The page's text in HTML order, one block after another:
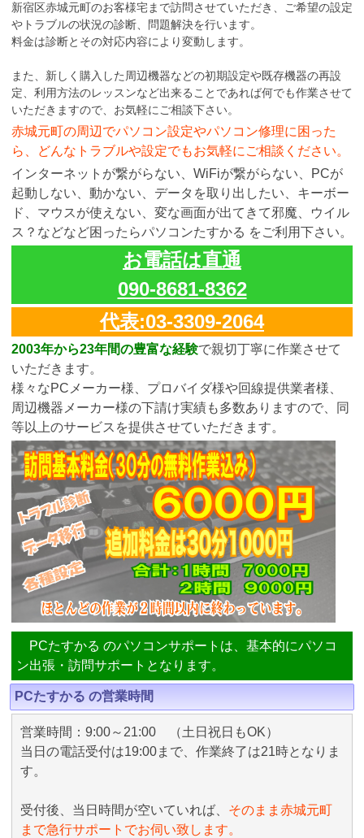
新宿区赤城元町のお客様宅まで訪問させていただき、ご希望の設定
やトラブルの状況の診断、問題解決を行います。
料金は診断とその対応内容により変動します。
また、新しく購入した周辺機器などの初期設定や既存機器の再設
定、利用方法のレッスンなど出来ることであれば何でも作業させて
いただきますので、お気軽にご相談下さい。
赤城元町の周辺でパソコン設定やパソコン修理に困った
ら、どんなトラブルや設定でもお気軽にご相談ください。
インターネットが繋がらない、WiFiが繋がらない、PCが
起動しない、動かない、データを取り出したい、キーボー
ド、マウスが使えない、変な画面が出てきて邪魔、ウイル
ス？などなど困ったらパソコンたすかる をご利用下さい。
お電話は直通
090-8681-8362
代表:03-3309-2064
2003年から23年間の豊富な経験で親切丁寧に作業させて
いただきます。
様々なPCメーカー様、プロバイダ様や回線提供業者様、
周辺機器メーカー様の下請け実績も多数ありますので、同
等以上のサービスを提供させていただきます。
PCたすかる のパソコンサポートは、基本的にパソコ
ン出張・訪問サポートとなります。
PCたすかる の営業時間
営業時間：9:00～21:00 （土日祝日もOK）
当日の電話受付は19:00まで、作業終了は21時となりま
す。
受付後、当日時間が空いていれば、 そのまま赤城元町
まで急行サポートでお伺い致します。